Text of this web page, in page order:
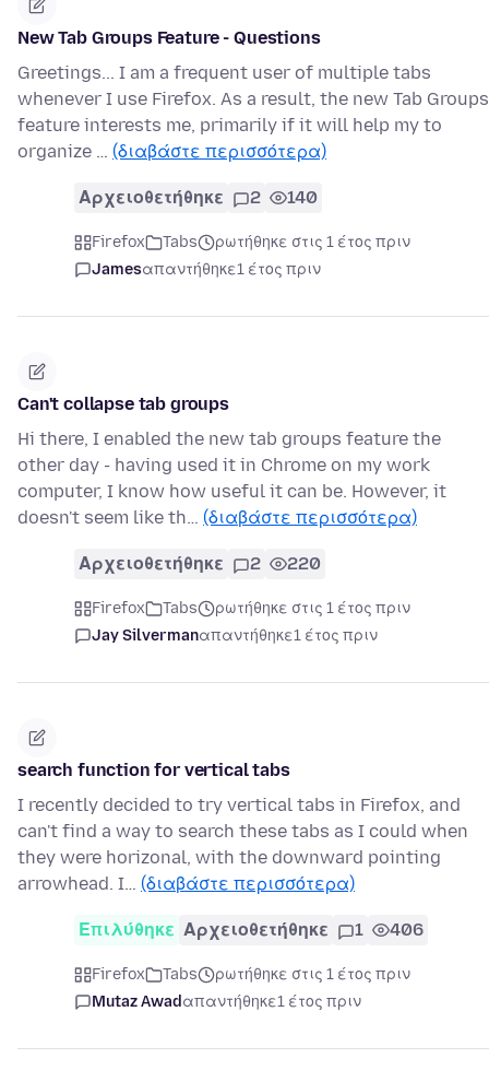
New Tab Groups Feature - Questions
Greetings... I am a frequent user of multiple tabs
whenever I use Firefox. As a result, the new Tab Groups
feature interests me, primarily if it will help my to
organize … (διαβάστε περισσότερα)
Αρχειοθετήθηκε 2 140
Firefox Tabs
ρωτήθηκε στις 1 έτος πριν
Jamesαπαντήθηκε1 έτος πριν
Can't collapse tab groups
Hi there, I enabled the new tab groups feature the
other day - having used it in Chrome on my work
computer, I know how useful it can be. However, it
doesn't seem like th… (διαβάστε περισσότερα)
Αρχειοθετήθηκε 2 220
Firefox Tabs
ρωτήθηκε στις 1 έτος πριν
Jay Silvermanαπαντήθηκε1 έτος πριν
search function for vertical tabs
I recently decided to try vertical tabs in Firefox, and
can't find a way to search these tabs as I could when
they were horizonal, with the downward pointing
arrowhead. I… (διαβάστε περισσότερα)
Επιλύθηκε Αρχειοθετήθηκε 1 406
Firefox Tabs
ρωτήθηκε στις 1 έτος πριν
Mutaz Awadαπαντήθηκε1 έτος πριν